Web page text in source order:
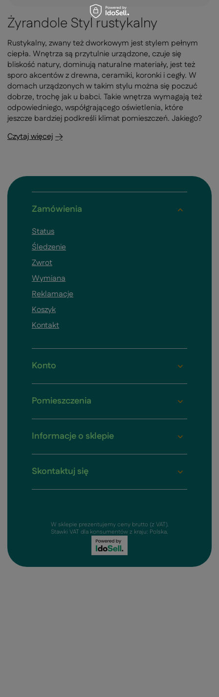
Żyrandole Styl rustykalny
Rustykalny, zwany też dworkowym jest stylem pełnym
ciepła. Wnętrza są przytulnie urządzone, czuje się
bliskość natury, dominują naturalne materiały, jest też
sporo akcentów z drewna, ceramiki, koronki i cegły. W
domach urządzonych w takim stylu można się poczuć
dobrze, trochę jak u babci. Takie wnętrza wymagają też
odpowiedniego, współgrającego oświetlenia, które
jeszcze bardziej podkreśli klimat pomieszczeń. Jakiego?
Czytaj więcej
Zamówienia
Status
Śledzenie
Zwrot
Wymiana
Reklamacje
Koszyk
Kontakt
Konto
Pomieszczenia
Informacje o sklepie
Skontaktuj się
W sklepie prezentujemy ceny brutto (z VAT).
Stawki VAT dla konsumentów z kraju: Polska.